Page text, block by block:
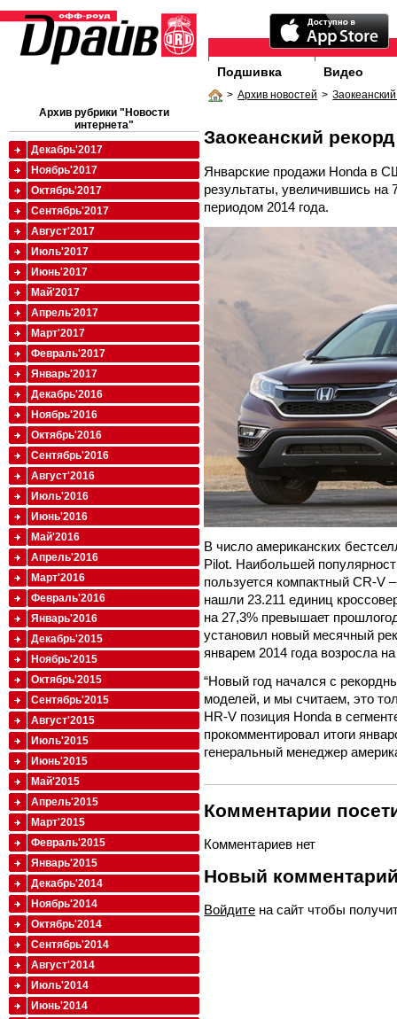
Подшивка Видео
> Архив новостей >
Заокеанский
Январские продажи Honda в
результаты, увеличившись на
периодом 2014 года.
В число американских
Pilot. Наибольшей
пользуется компактныйCR-V
нашли 23.211 единиц
на 27,3% превышает
установил новый месячный
январем 2014 года возросла
“Новый год начался с
моделей, и мы считаем, это
HR-V позиция Honda в
прокомментировал итоги
генеральный менеджер
Комментарии
Комментариев нет
Новый
Войдите на сайт чтобы
Архив рубрики "Новости
интернета"
Декабрь'2017
Ноябрь'2017
Октябрь'2017
Сентябрь'2017
Август'2017
Июль'2017
Июнь'2017
Май'2017
Апрель'2017
Март'2017
Февраль'2017
Январь'2017
Декабрь'2016
Ноябрь'2016
Октябрь'2016
Сентябрь'2016
Август'2016
Июль'2016
Июнь'2016
Май'2016
Апрель'2016
Март'2016
Февраль'2016
Январь'2016
Декабрь'2015
Ноябрь'2015
Октябрь'2015
Сентябрь'2015
Август'2015
Июль'2015
Июнь'2015
Май'2015
Апрель'2015
Март'2015
Февраль'2015
Январь'2015
Декабрь'2014
Ноябрь'2014
Октябрь'2014
Сентябрь'2014
Август'2014
Июль'2014
Июнь'2014